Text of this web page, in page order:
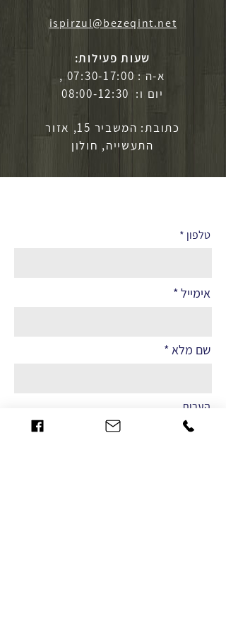
ispirzul@bezeqint.net
שעות פעילות:
א-ה : 07:30-17:00 ,
יום ו: 08:00-12:30
כתובת: המשביר 15, אזור
התעשייה, חולון
טלפון
אימייל
שם מלא
הערות